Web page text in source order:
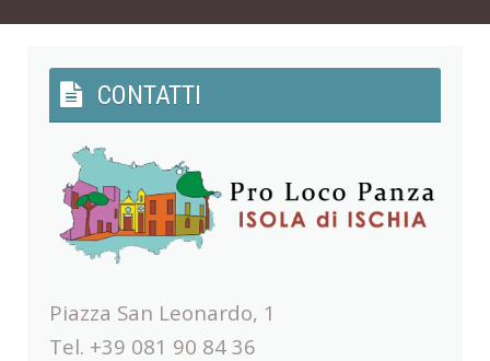
CONTATTI
Piazza San Leonardo, 1
Tel. +39 081 90 84 36